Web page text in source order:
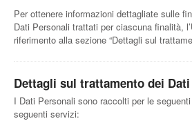
Per ottenere informazioni dettagliate sulle
Dati Personali trattati per ciascuna finalità,
riferimento alla sezione “Dettagli sul
Dettagli sul trattamento dei
I Dati Personali sono raccolti per le
seguenti servizi: